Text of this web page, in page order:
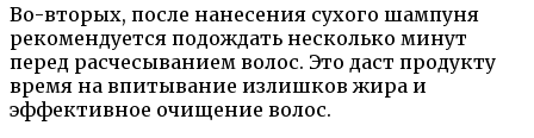
Во-вторых, после нанесения сухого шампуня
рекомендуется подождать несколько минут
перед расчесыванием волос. Это даст продукту
время на впитывание излишков жира и
эффективное очищение волос.